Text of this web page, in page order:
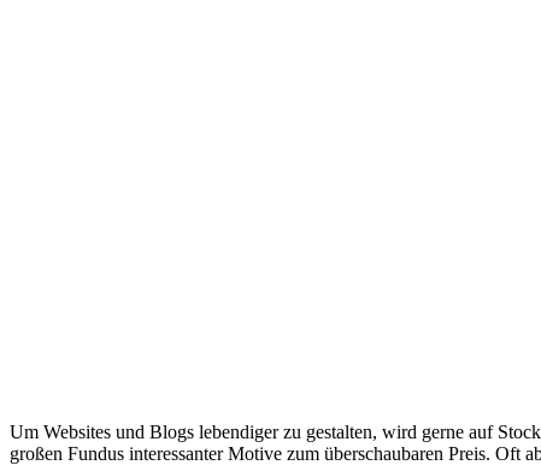
Um Websites und Blogs lebendiger zu gestalten, wird gerne auf
großen Fundus interessanter Motive zum überschaubaren Preis. Oft